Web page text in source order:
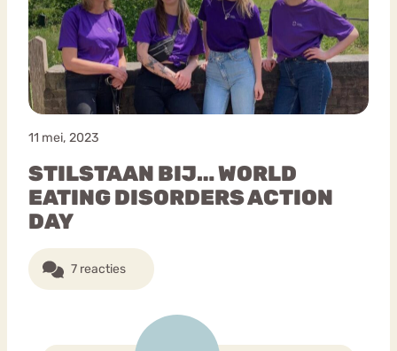
11 mei, 2023
STILSTAAN BIJ… WORLD
EATING DISORDERS ACTION
DAY
7 reacties